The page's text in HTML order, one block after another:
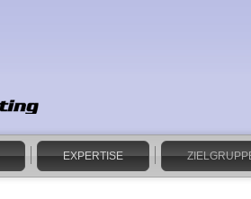
EXPERTISE